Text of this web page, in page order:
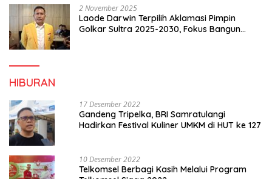
2 November 2025
Laode Darwin Terpilih Aklamasi Pimpin
Golkar Sultra 2025-2030, Fokus Bangun
HIBURAN
17 Desember 2022
Gandeng Tripelka, BRI Samratulangi
Hadirkan Festival Kuliner UMKM di HUT ke 127
10 Desember 2022
Telkomsel Berbagi Kasih Melalui Program